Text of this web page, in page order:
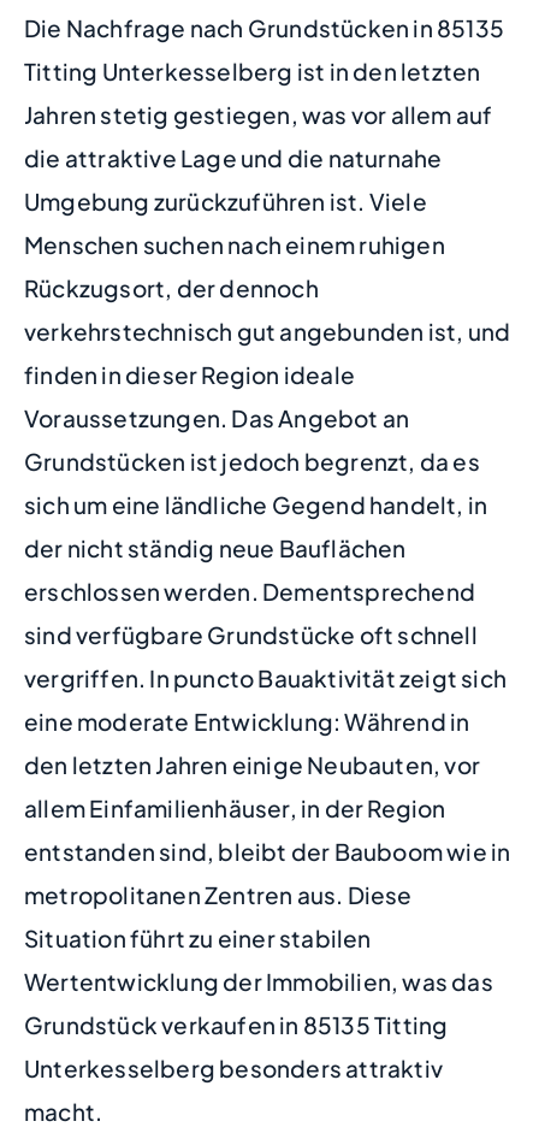
Die Nachfrage nach Grundstücken in 85135
Titting Unterkesselberg ist in den letzten
Jahren stetig gestiegen, was vor allem auf
die attraktive Lage und die naturnahe
Umgebung zurückzuführen ist. Viele
Menschen suchen nach einem ruhigen
Rückzugsort, der dennoch
verkehrstechnisch gut angebunden ist, und
finden in dieser Region ideale
Voraussetzungen. Das Angebot an
Grundstücken ist jedoch begrenzt, da es
sich um eine ländliche Gegend handelt, in
der nicht ständig neue Bauflächen
erschlossen werden. Dementsprechend
sind verfügbare Grundstücke oft schnell
vergriffen. In puncto Bauaktivität zeigt sich
eine moderate Entwicklung: Während in
den letzten Jahren einige Neubauten, vor
allem Einfamilienhäuser, in der Region
entstanden sind, bleibt der Bauboom wie in
metropolitanen Zentren aus. Diese
Situation führt zu einer stabilen
Wertentwicklung der Immobilien, was das
Grundstück verkaufen in 85135 Titting
Unterkesselberg besonders attraktiv
macht.